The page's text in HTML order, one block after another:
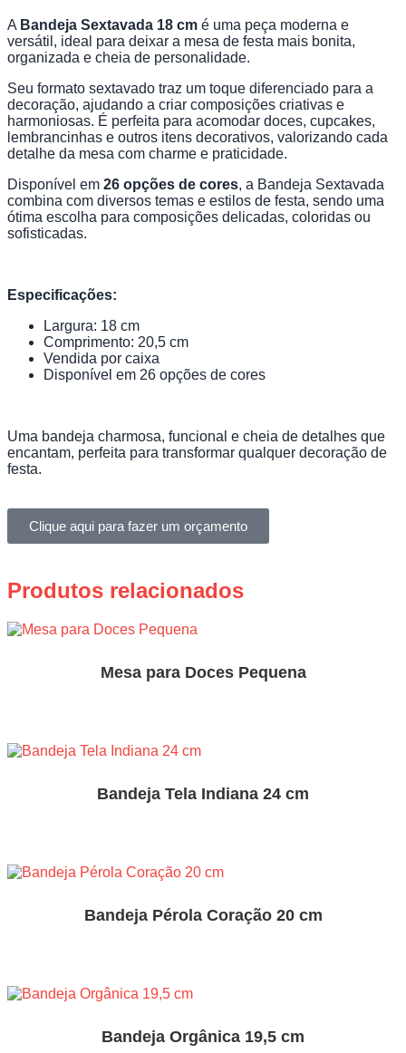
A Bandeja Sextavada 18 cm é uma peça moderna e
versátil, ideal para deixar a mesa de festa mais bonita,
organizada e cheia de personalidade.
Seu formato sextavado traz um toque diferenciado para a
decoração, ajudando a criar composições criativas e
harmoniosas. É perfeita para acomodar doces, cupcakes,
lembrancinhas e outros itens decorativos, valorizando cada
detalhe da mesa com charme e praticidade.
Disponível em 26 opções de cores, a Bandeja Sextavada
combina com diversos temas e estilos de festa, sendo uma
ótima escolha para composições delicadas, coloridas ou
sofisticadas.
Especificações:
Largura: 18 cm
Comprimento: 20,5 cm
Vendida por caixa
Disponível em 26 opções de cores
Uma bandeja charmosa, funcional e cheia de detalhes que
encantam, perfeita para transformar qualquer decoração de
festa.
Clique aqui para fazer um orçamento
Produtos relacionados
Mesa para Doces Pequena
Bandeja Tela Indiana 24 cm
Bandeja Pérola Coração 20 cm
Bandeja Orgânica 19,5 cm